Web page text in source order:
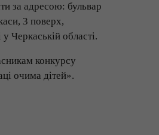
за адресою: бульвар
3 поверх,
Черкаській області.
конкурсу
очима дітей».